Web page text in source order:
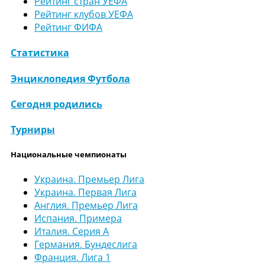
Рейтинг клубов УЕФА
Рейтинг ФИФА
Статистика
Энциклопедия Футбола
Сегодня родились
Турниры
Национальные чемпионаты
Украина. Премьер Лига
Украина. Первая Лига
Англия. Премьер Лига
Испания. Примера
Италия. Серия А
Германия. Бундеслига
Франция. Лига 1